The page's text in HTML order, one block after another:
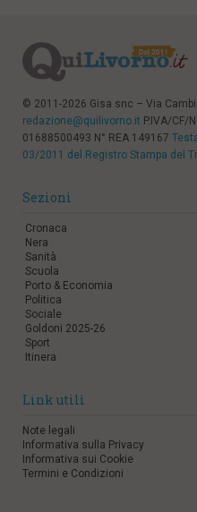
© 2011-2026 Gisa snc – Via
redazione@quilivorno.it P.IVA/CF/
01688500493 N° REA 149167
03/2011 del Registro Stampa del
Sezioni
Cronaca
Nera
Sanità
Scuola
Porto & Economia
Politica
Sociale
Goldoni 2025-26
Sport
Itinera
Link utili
Note legali
Informativa sulla Privacy
Informativa sui Cookie
Termini e Condizioni